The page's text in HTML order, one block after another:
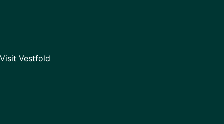
Visit Vestfold